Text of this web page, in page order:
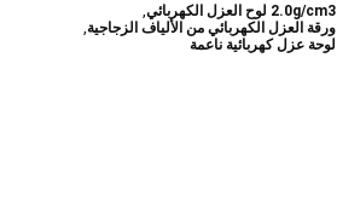
2.0g/cm3 لوح العزل الكهربائي ,
ورقة العزل الكهربائي من الألياف الزجاجية,
لوحة عزل كهربائية ناعمة